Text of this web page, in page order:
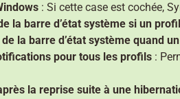
: Si cette case est cochée,
la barre d’état système si un
de la barre d’état système quand
pour tous les profils :
la reprise suite à une